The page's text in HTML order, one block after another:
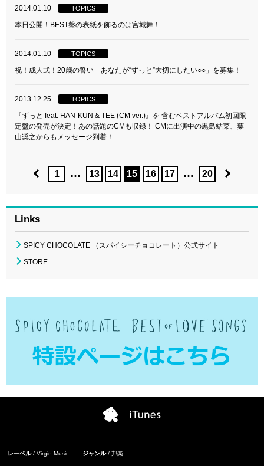
2014.01.10 TOPICS
本日公開！BEST盤の表紙を飾るのは宮城舞！
2014.01.10 TOPICS
祝！成人式！20歳の誓い「あなたが“ずっと”大切にしたい○○」を募集！
2013.12.25 TOPICS
『ずっと feat. HAN-KUN & TEE (CM ver.)』を 含むベストアルバム初回限
定盤の発売が決定！あの話題のCMも収録！ CMに出演中の黒島結菜、葉
山奨之からもメッセージ到着！
1 … 13 14 15 16 17 … 20
Links
SPICY CHOCOLATE （スパイシーチョコレート）公式サイト
STORE
レーベル Virgin Music ジャンル 邦楽